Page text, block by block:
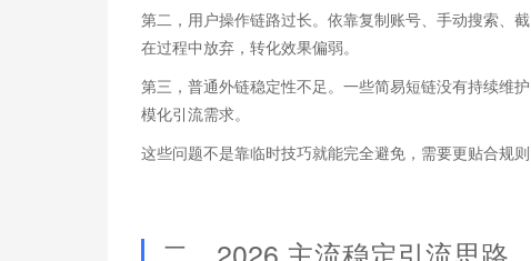
第二，用户操作链路过长。依靠复制账号、手动搜索、
在过程中放弃，转化效果偏弱。
第三，普通外链稳定性不足。一些简易短链没有持续维
模化引流需求。
这些问题不是靠临时技巧就能完全避免，需要更贴合规